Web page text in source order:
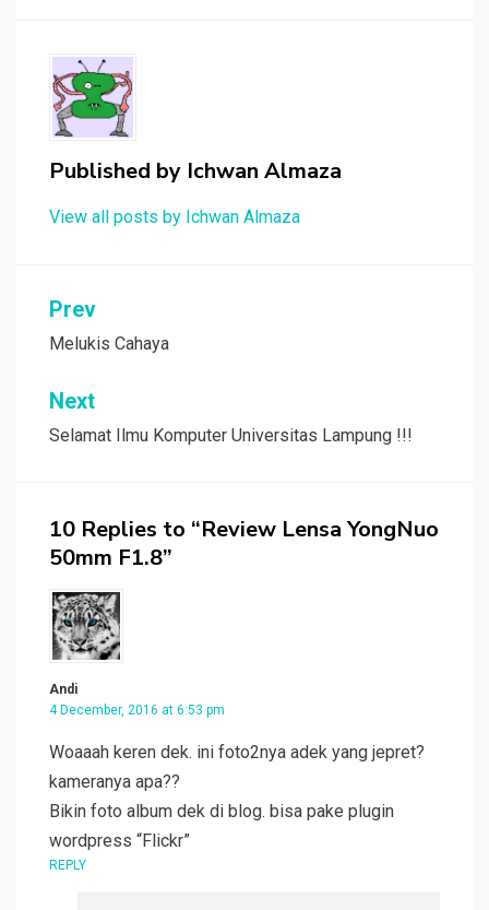
Published by Ichwan Almaza
View all posts by Ichwan Almaza
Post
navigation
Prev
Melukis Cahaya
Next
Selamat Ilmu Komputer Universitas Lampung !!!
10 Replies to “Review Lensa YongNuo
50mm F1.8”
Andi
4 December, 2016 at 6:53 pm
Woaaah keren dek. ini foto2nya adek yang jepret?
kameranya apa??
Bikin foto album dek di blog. bisa pake plugin
wordpress “Flickr”
REPLY